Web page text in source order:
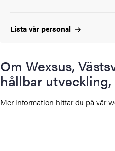
och traditioner
Lista vår personal
Om Wexsus,
hållbar utveckling,
Mer information hittar du på vår